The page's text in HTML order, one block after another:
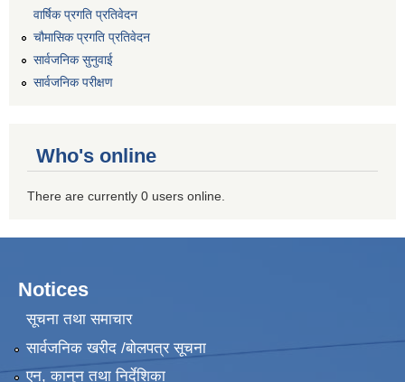
वार्षिक प्रगति प्रतिवेदन
चौमासिक प्रगति प्रतिवेदन
सार्वजनिक सुनुवाई
सार्वजनिक परीक्षण
Who's online
There are currently 0 users online.
Notices
सूचना तथा समाचार
सार्वजनिक खरीद /बोलपत्र सूचना
एन, कानुन तथा निर्देशिका